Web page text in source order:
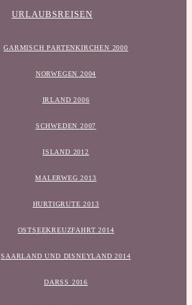
URLAUBSREISEN
GARMISCH PARTENKIRCHEN 2000
NORWEGEN 2004
IRLAND 2006
SCHWEDEN 2007
ISLAND 2012
MALERWEG 2013
HURTIGRUTE 2013
OSTSEEKREUZFAHRT 2014
SAARLAND UND DISNEYLAND 2014
DARSS 2016